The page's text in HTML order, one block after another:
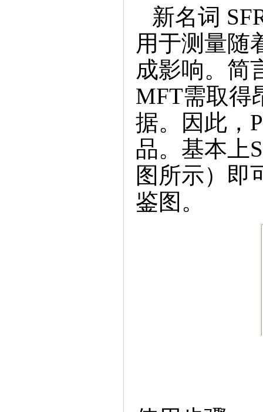
新名词
用于测量随
成影响。简
MFT需取得
据。因此，
品。基本上
图所示）即
鉴图。